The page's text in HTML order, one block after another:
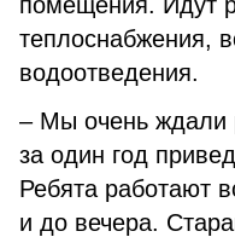
теплоснабжения,
водоотведения.
– Мы очень ждали
за один год
Ребята работают
и до вечера.